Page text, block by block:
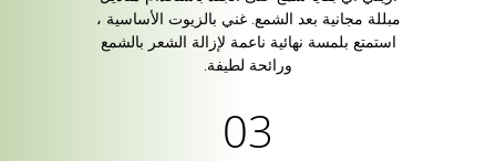
مبللة مجانية بعد الشمع. غني بالزيوت الأساسية ،
استمتع بلمسة نهائية ناعمة لإزالة الشعر بالشمع
ورائحة لطيفة.